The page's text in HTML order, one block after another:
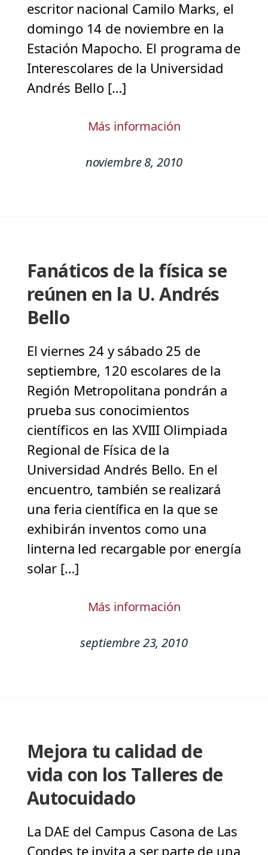
escritor nacional Camilo Marks, el
domingo 14 de noviembre en la
Estación Mapocho. El programa de
Interescolares de la Universidad
Andrés Bello […]
Más información
noviembre 8, 2010
Fanáticos de la física se
reúnen en la U. Andrés
Bello
El viernes 24 y sábado 25 de
septiembre, 120 escolares de la
Región Metropolitana pondrán a
prueba sus conocimientos
científicos en las XVIII Olimpiada
Regional de Física de la
Universidad Andrés Bello. En el
encuentro, también se realizará
una feria científica en la que se
exhibirán inventos como una
linterna led recargable por energía
solar […]
Más información
septiembre 23, 2010
Mejora tu calidad de
vida con los Talleres de
Autocuidado
La DAE del Campus Casona de Las
Condes te invita a ser parte de una